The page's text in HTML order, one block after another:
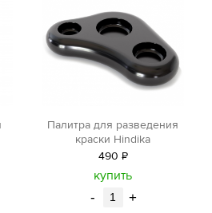
Палитра для разведения
краски Hindika
490 Р
уб.
купить
- +